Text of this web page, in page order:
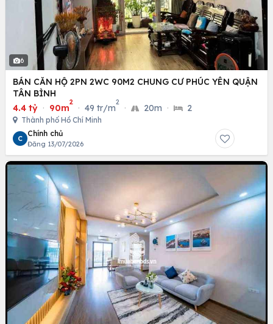
6
BÁN CĂN HỘ 2PN 2WC 90M2 CHUNG CƯ PHÚC YÊN QUẬN
TÂN BÌNH
4.4 tỷ · 90m
2
· 49 tr/m
2
· 20m · 2
Thành phố Hồ Chí Minh
C
Chính chủ
Đăng 13/07/2026